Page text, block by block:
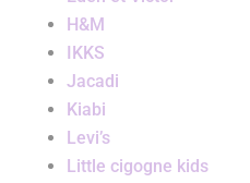
H&M
IKKS
Jacadi
Kiabi
Levi’s
Little cigogne kids